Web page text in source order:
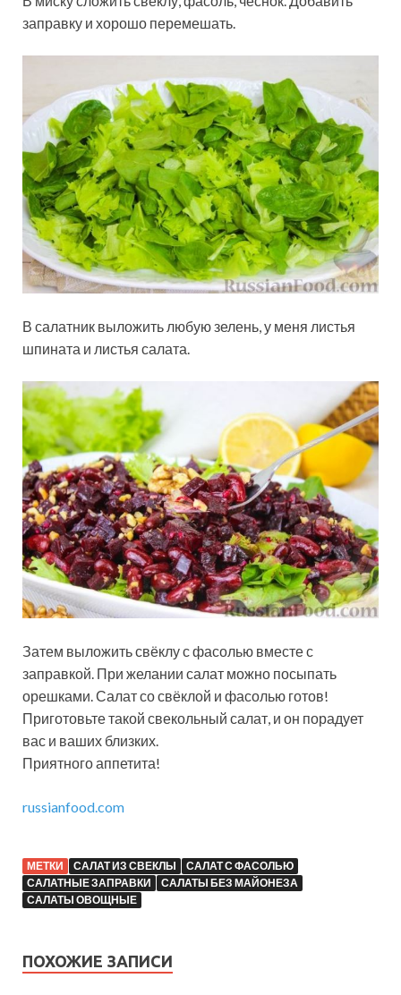
заправку и хорошо перемешать.
В салатник выложить любую зелень, у меня листья
шпината и листья салата.
Затем выложить свёклу с фасолью вместе с
заправкой. При желании салат можно посыпать
орешками. Салат со свёклой и фасолью готов!
Приготовьте такой свекольный салат, и он порадует
вас и ваших близких.
Приятного аппетита!
russianfood.com
МЕТКИ САЛАТ ИЗ СВЕКЛЫ
САЛАТ С ФАСОЛЬЮ
САЛАТНЫЕ ЗАПРАВКИ
САЛАТЫ БЕЗ МАЙОНЕЗА
САЛАТЫ ОВОЩНЫЕ
ПОХОЖИЕ ЗАПИСИ